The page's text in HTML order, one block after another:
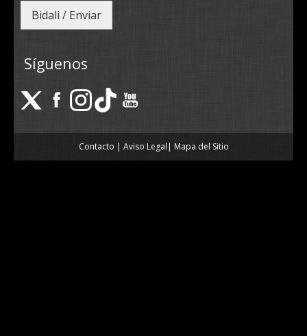
Bidali / Enviar
Síguenos
Contacto | Aviso Legal| Mapa del Sitio